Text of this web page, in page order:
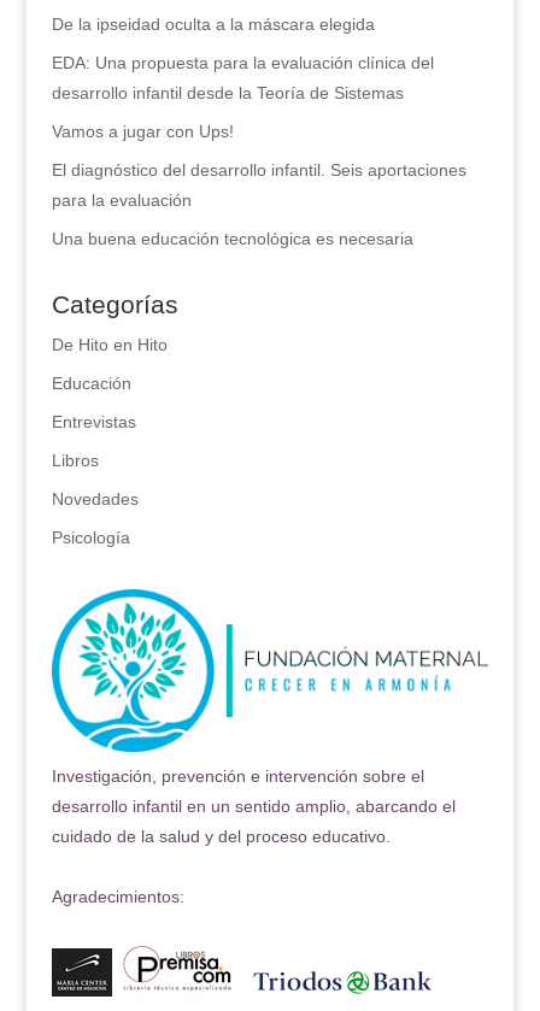
De la ipseidad oculta a la máscara elegida
EDA: Una propuesta para la evaluación clínica del
desarrollo infantil desde la Teoría de Sistemas
Vamos a jugar con Ups!
El diagnóstico del desarrollo infantil. Seis aportaciones
para la evaluación
Una buena educación tecnológica es necesaria
Categorías
De Hito en Hito
Educación
Entrevistas
Libros
Novedades
Psicología
Investigación, prevención e intervención sobre el
desarrollo infantil en un sentido amplio, abarcando el
cuidado de la salud y del proceso educativo.
Agradecimientos: